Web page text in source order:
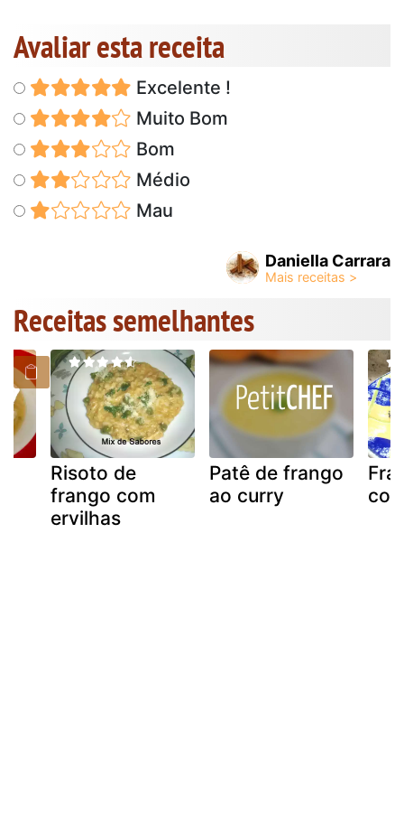
Avaliar esta receita
Excelente !
Muito Bom
Bom
Médio
Mau
Daniella Carrara
Receitas semelhantes
Risoto de
frango com
ervilhas
Patê de frango
ao curry